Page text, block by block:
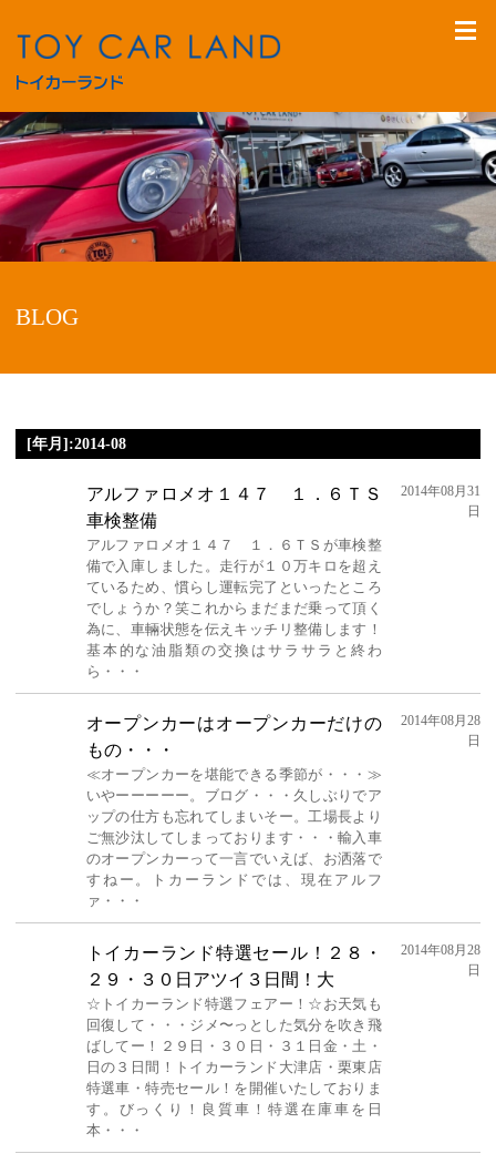
BLOG
[年月]:2014-08
アルファロメオ１４７ １．６ＴＳ
車検整備
アルファロメオ１４７ １．６ＴＳが車検整
備で入庫しました。走行が１０万キロを超え
ているため、慣らし運転完了といったところ
でしょうか？笑これからまだまだ乗って頂く
為に、車輛状態を伝えキッチリ整備します！
基本的な油脂類の交換はサラサラと終わ
ら・・・
2014年08月31
日
オープンカーはオープンカーだけの
もの・・・
≪オープンカーを堪能できる季節が・・・≫
いやーーーーー。ブログ・・・久しぶりでア
ップの仕方も忘れてしまいそー。工場長より
ご無沙汰してしまっております・・・輸入車
のオープンカーって一言でいえば、お洒落で
すねー。トカーランドでは、現在アルフ
ァ・・・
2014年08月28
日
トイカーランド特選セール！２８・
２９・３０日アツイ３日間！大
☆トイカーランド特選フェアー！☆お天気も
回復して・・・ジメ〜っとした気分を吹き飛
ばしてー！２９日・３０日・３１日金・土・
日の３日間！トイカーランド大津店・栗東店
特選車・特売セール！を開催いたしておりま
す。びっくり！良質車！特選在庫車を日
本・・・
2014年08月28
日